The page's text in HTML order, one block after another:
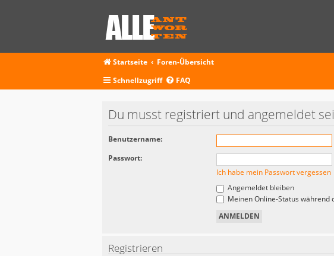
Startseite
Foren-Übersicht
Schnellzugriff
FAQ
Du musst registriert und angemeldet
Benutzername:
Passwort:
Ich habe mein Passwort vergessen
Angemeldet bleiben
Meinen Online-Status während
Registrieren